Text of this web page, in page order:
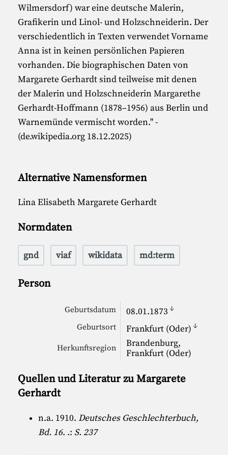
Wilmersdorf) war eine deutsche Malerin,
Grafikerin und Linol- und Holzschneiderin. Der
verschiedentlich in Texten verwendet Vorname
Anna ist in keinen persönlichen Papieren
vorhanden. Die biographischen Daten von
Margarete Gerhardt sind teilweise mit denen
der Malerin und Holzschneiderin Margarethe
Gerhardt-Hoffmann (1878–1956) aus Berlin und
Warnemünde vermischt worden." -
(de.wikipedia.org 18.12.2025)
Alternative Namensformen
Lina Elisabeth Margarete Gerhardt
Normdaten
gnd viaf wikidata md:term
Person
Geburtsdatum 08.01.1873 ↓
Geburtsort Frankfurt (Oder) ↓
Herkunftsregion
Brandenburg,
Frankfurt (Oder)
Quellen und Literatur zu Margarete
Gerhardt
n.a. 1910. Deutsches Geschlechterbuch,
Bd. 16. .: S. 237